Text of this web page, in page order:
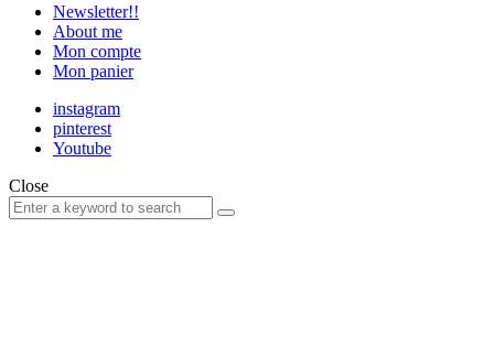
Newsletter!!
About me
Mon compte
Mon panier
instagram
pinterest
Youtube
Close
Search
for:
Search